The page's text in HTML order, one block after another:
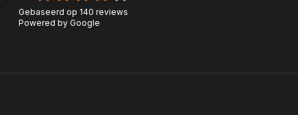
Gebaseerd op 140 reviews
Powered by Google